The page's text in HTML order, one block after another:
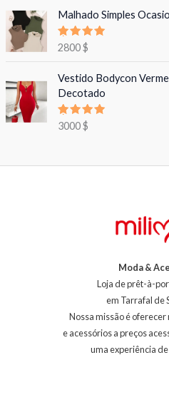
Malhado Simples
Avaliação
de 5
2800$
Vestido Bodycon
Decotado
Avaliação
de 5
3000$
Moda &
Loja de prêt-à-
em Tarrafal de
Nossa missão é
e acessórios a preços
uma experiência